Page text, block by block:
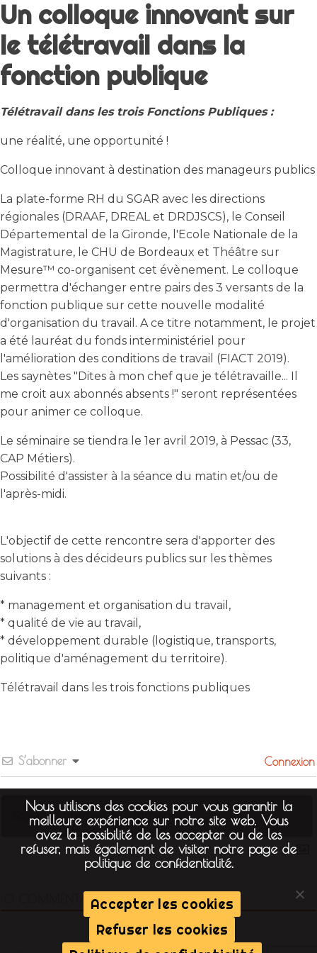
Un colloque innovant sur
le télétravail dans la
fonction publique
Télétravail dans les trois Fonctions Publiques :
une réalité, une opportunité !
Colloque innovant à destination des manageurs publics
La plate-forme RH du SGAR avec les directions
régionales (DRAAF, DREAL et DRDJSCS), le Conseil
Départemental de la Gironde, l'Ecole Nationale de la
Magistrature, le CHU de Bordeaux et Théâtre sur
Mesure™ co-organisent cet évènement. Le colloque
permettra d'échanger entre pairs des 3 versants de la
fonction publique sur cette nouvelle modalité
d'organisation du travail. A ce titre notamment, le projet
a été lauréat du fonds interministériel pour
l'amélioration des conditions de travail (FIACT 2019).
Les saynètes "Dites à mon chef que je télétravaille... Il
me croit aux abonnés absents !" seront représentées
pour animer ce colloque.
Le séminaire se tiendra le 1er avril 2019, à Pessac (33,
CAP Métiers).
Possibilité d'assister à la séance du matin et/ou de
l'après-midi.
L'objectif de cette rencontre sera d'apporter des
solutions à des décideurs publics sur les thèmes
suivants :
* management et organisation du travail,
* qualité de vie au travail,
* développement durable (logistique, transports,
politique d'aménagement du territoire).
Télétravail dans les trois fonctions publiques
S’abonner Connexion
COMMENTAIRES
Nous utilisons des cookies pour vous garantir la
meilleure expérience sur notre site web. Vous
avez la possibilité de les accepter ou de les
refuser, mais également de visiter notre page de
politique de confidentialité.
Accepter les cookies
Refuser les cookies